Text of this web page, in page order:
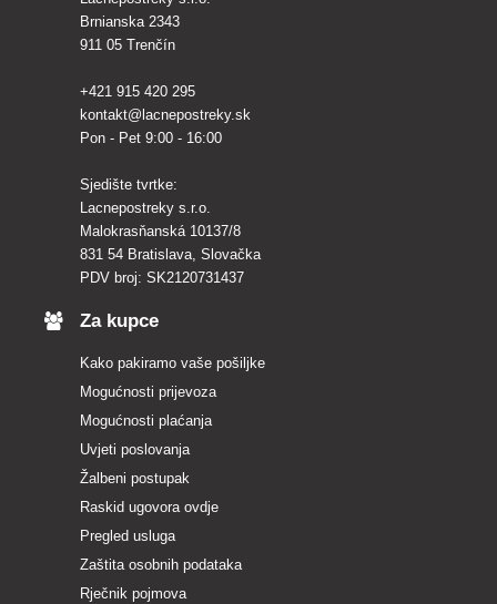
Brnianska 2343
911 05 Trenčín
+421 915 420 295
kontakt@lacnepostreky.sk
Pon - Pet 9:00 - 16:00
Sjedište tvrtke:
Lacnepostreky s.r.o.
Malokrasňanská 10137/8
831 54 Bratislava, Slovačka
PDV broj: SK2120731437
Za kupce
Kako pakiramo vaše pošiljke
Mogućnosti prijevoza
Mogućnosti plaćanja
Uvjeti poslovanja
Žalbeni postupak
Raskid ugovora ovdje
Pregled usluga
Zaštita osobnih podataka
Rječnik pojmova